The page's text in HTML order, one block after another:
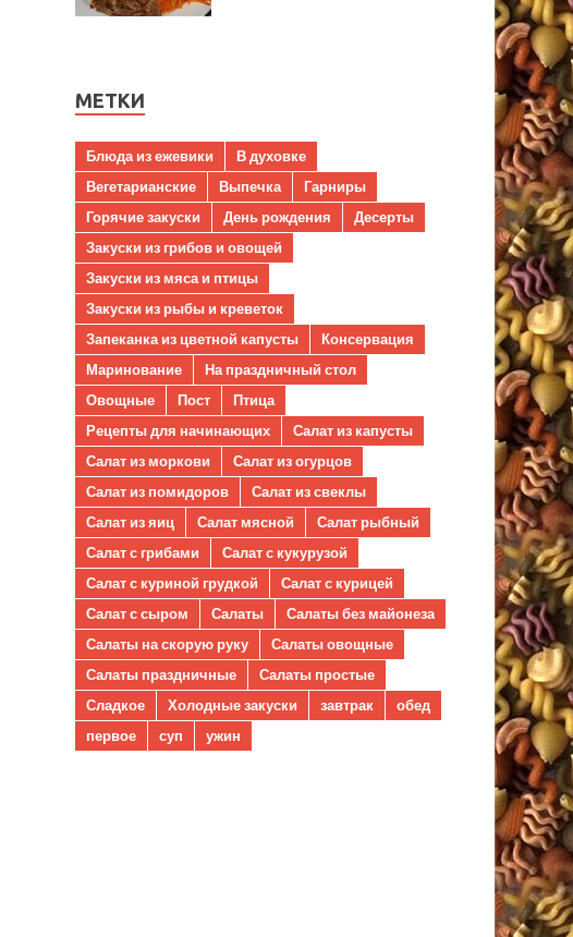
МЕТКИ
Блюда из ежевики
В духовке
Вегетарианские
Выпечка
Гарниры
Горячие закуски
День рождения
Десерты
Закуски из грибов и овощей
Закуски из мяса и птицы
Закуски из рыбы и креветок
Запеканка из цветной капусты
Консервация
Маринование
На праздничный стол
Овощные
Пост
Птица
Рецепты для начинающих
Салат из капусты
Салат из моркови
Салат из огурцов
Салат из помидоров
Салат из свеклы
Салат из яиц
Салат мясной
Салат рыбный
Салат с грибами
Салат с кукурузой
Салат с куриной грудкой
Салат с курицей
Салат с сыром
Салаты
Салаты без майонеза
Салаты на скорую руку
Салаты овощные
Салаты праздничные
Салаты простые
Сладкое
Холодные закуски завтрак
обед
первое
суп ужин